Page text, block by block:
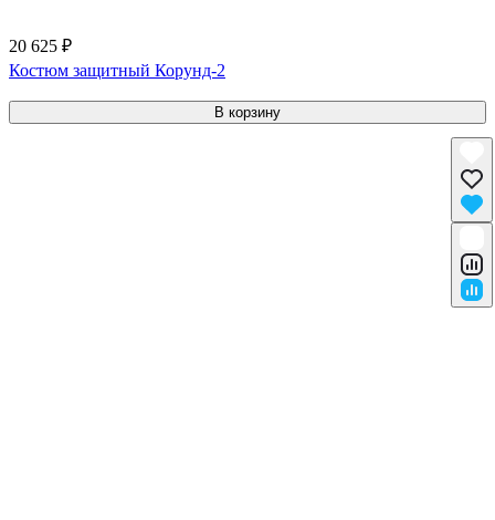
20 625 ₽
Костюм защитный Корунд-2
В корзину